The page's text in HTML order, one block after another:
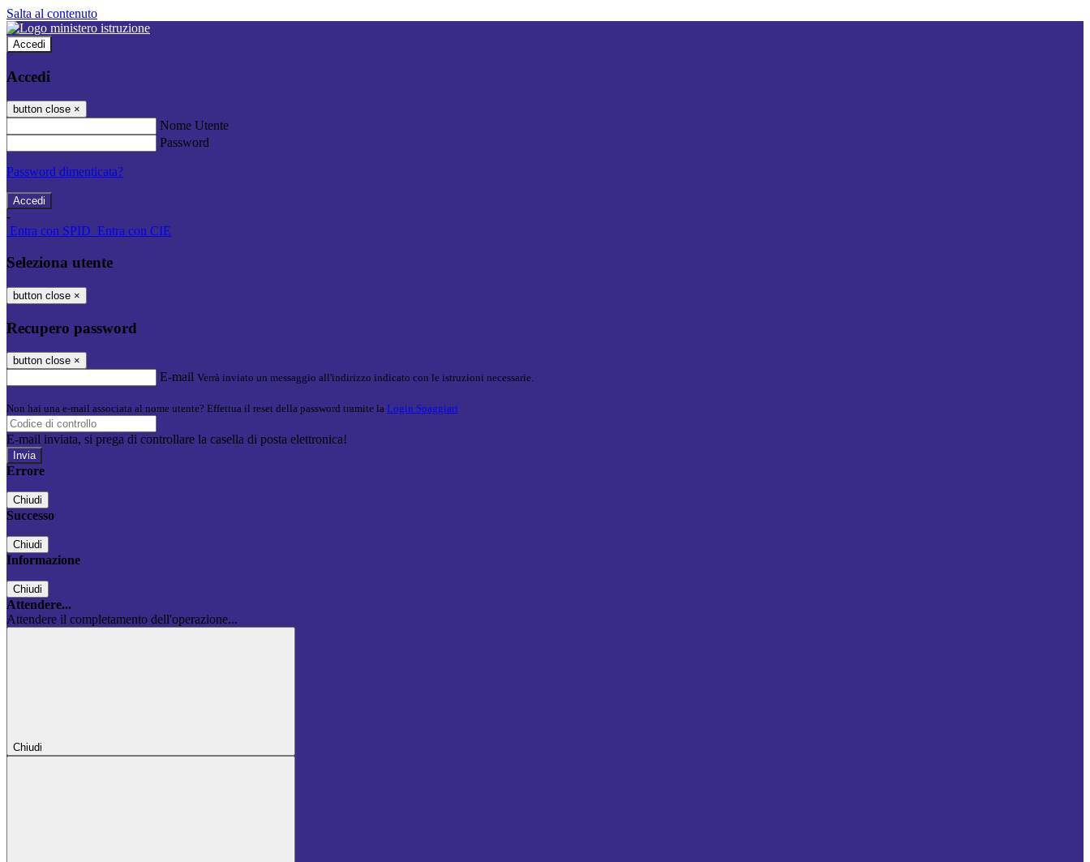
Salta al contenuto
Accedi
Accedi
button close ×
Nome Utente
Password
Password dimenticata?
-
Entra con SPID Entra con CIE
Seleziona utente
button close ×
Recupero password
button close ×
E-mail Verrà inviato un messaggio all'indirizzo indicato con le istruzioni necessarie.
Non hai una e-mail associata al nome utente? Effettua il reset della password tramite la Login Spaggiari
E-mail inviata, si prega di controllare la casella di posta elettronica!
Errore
Chiudi
Successo
Chiudi
Informazione
Chiudi
Attendere...
Attendere il completamento dell'operazione...
Chiudi